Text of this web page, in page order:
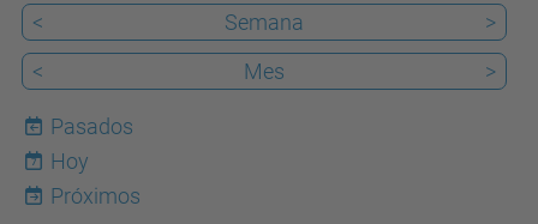
<
Semana
>
<
Mes >
Pasados
7
Hoy
Próximos